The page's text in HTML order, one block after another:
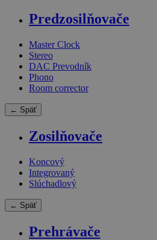
Predzosilňovače
Master Clock
Stereo
DAC Prevodník
Phono
Room corrector
← Späť
Zosilňovače
Koncový
Integrovaný
Slúchadlový
← Späť
Prehrávače